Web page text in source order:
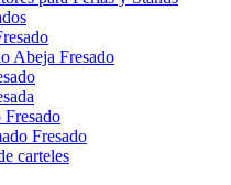
Abeja Fresado
Fresado
carteles